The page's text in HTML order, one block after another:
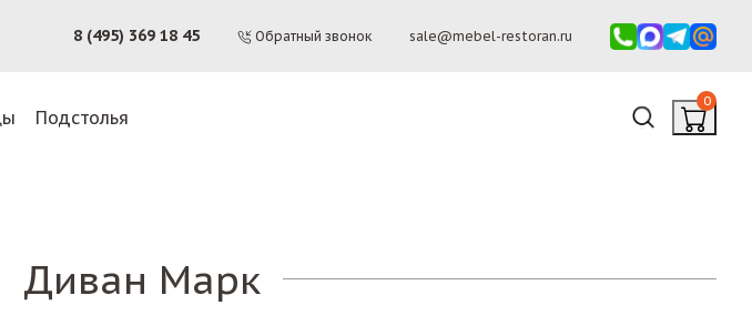
8 (495) 369 18 45 Обратный звонок sale@mebel-restoran.ru
Подстолья
0
Диван Марк